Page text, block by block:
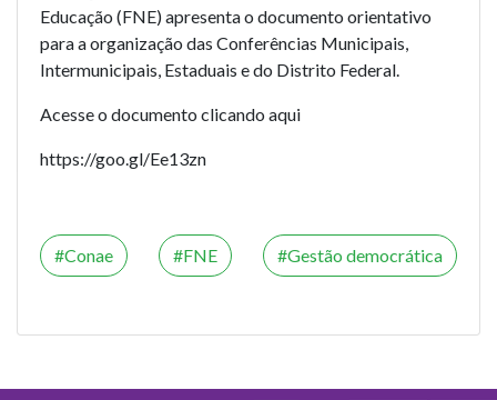
Educação (FNE) apresenta o documento orientativo
para a organização das Conferências Municipais,
Intermunicipais, Estaduais e do Distrito Federal.
Acesse o documento clicando aqui
https://goo.gl/Ee13zn
Conae FNE Gestão democrática